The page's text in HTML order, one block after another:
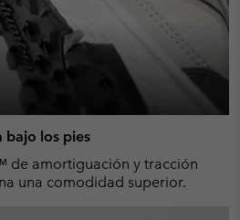
bajo los pies
de amortiguación y tracción
una comodidad superior.